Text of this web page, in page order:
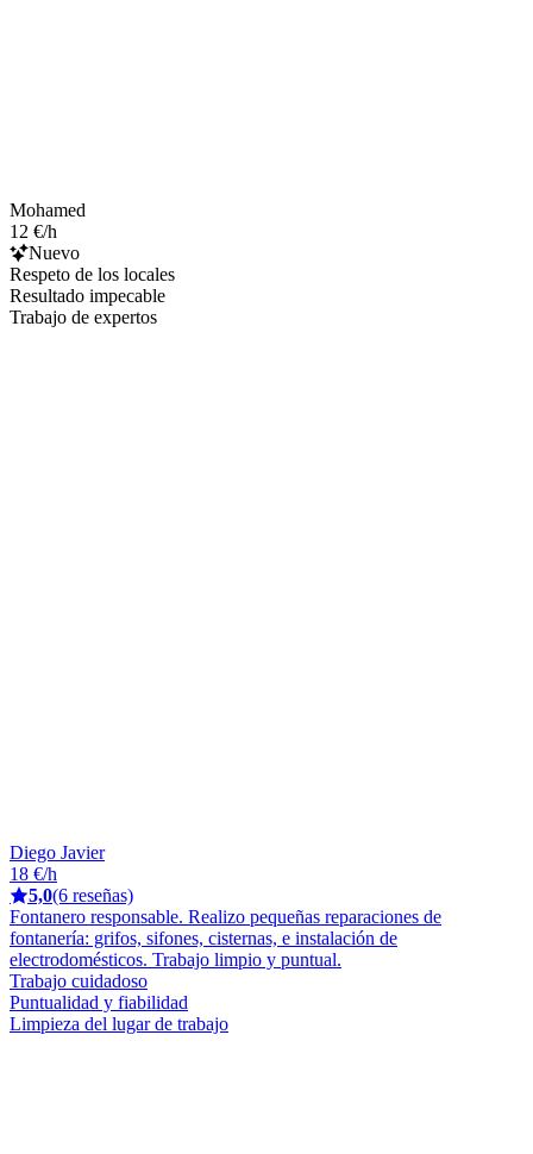
Mohamed
12 €/h
Nuevo
Respeto de los locales
Resultado impecable
Trabajo de expertos
Diego Javier
18 €/h
5,0(6 reseñas)
Fontanero responsable. Realizo pequeñas reparaciones de
fontanería: grifos, sifones, cisternas, e instalación de
electrodomésticos. Trabajo limpio y puntual.
Trabajo cuidadoso
Puntualidad y fiabilidad
Limpieza del lugar de trabajo